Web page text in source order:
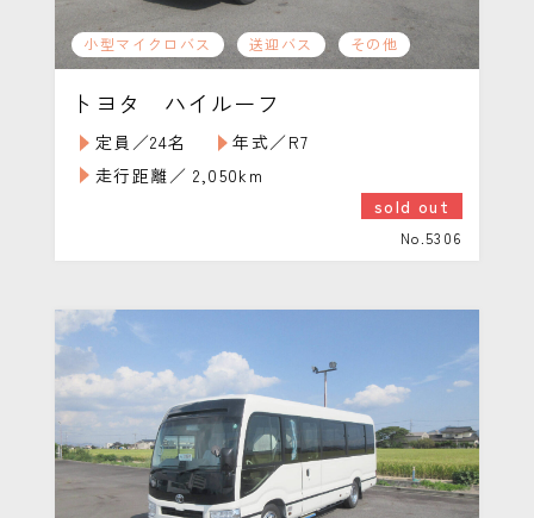
小型マイクロバス 送迎バス その他
トヨタ ハイルーフ
定員／24名
年式／R7
走行距離／ 2,050km
sold out
No.5306